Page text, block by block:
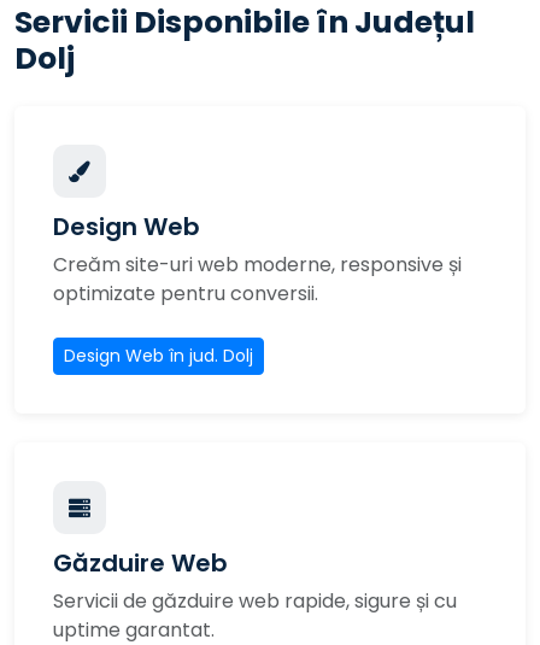
Servicii Disponibile în Județul
Dolj
Design Web
Creăm site-uri web moderne, responsive și
optimizate pentru conversii.
Design Web în jud. Dolj
Găzduire Web
Servicii de găzduire web rapide, sigure și cu
uptime garantat.